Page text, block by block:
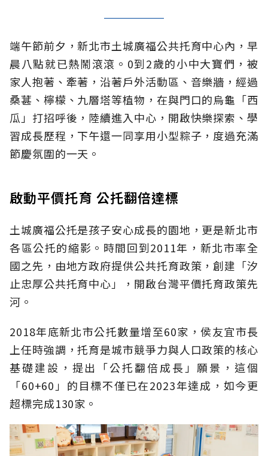
端午節前夕，新北市土城廣福公共托育中心內，早
晨八點就已熱鬧滾滾。0到2歲的小中大寶們，被
家人抱著、牽著，沿著戶外活動區、音樂牆，經過
桑葚、檸檬、九層塔等植物，在與門口的烏龜「西
瓜」打招呼後，陸續進入中心，開啟快樂探索、學
習成長歷程，下午還一同享用小型粽子，度過充滿
節慶氛圍的一天。
啟動平價托育 公托翻倍達標
土城廣福公托是孩子安心成長的園地，更是新北市
各區公托的縮影。時間回到2011年，新北市率全
國之先，由地方政府提供公共托育政策，創建「汐
止忠厚公共托育中心」，開啟台灣平價托育政策先
河。
2018年底新北市公托數量增至60家，侯友宜市長
上任時強調，托育是城市競爭力與人口政策的核心
基礎建設，提出「公托翻倍成長」願景，這個
「60+60」的目標不僅已在2023年達成，如今更
超標完成130家。